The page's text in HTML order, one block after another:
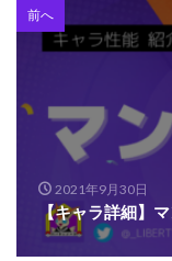
前へ
2021年9月30日
【キャラ詳細】